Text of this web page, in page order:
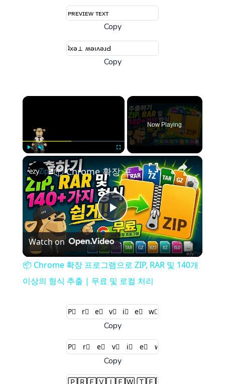
Copy
Copy
×
Now Playing
×
Play
Video
📦 Chrome 확장 프로그램으로 ZIP, RAR 및 140개 이상의 형식 추출 | 무료 및 로컬 처리
Watch on
📦 Chrome 확장 프로그램으로 ZIP, RAR 및 140개
이상의 형식 추출 | 무료 및 로컬 처리
Copy
Copy